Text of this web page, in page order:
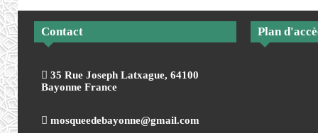
Contact
35 Rue Joseph Latxague, 64100
Bayonne France
mosqueedebayonne@gmail.com
Plan